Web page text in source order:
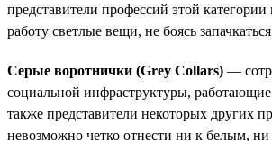
представители профессий этой категории
работу светлые вещи, не боясь
Серые воротнички (Grey Collars) —
социальной инфраструктуры,
также представители некоторых других
невозможно четко отнести ни к белым,